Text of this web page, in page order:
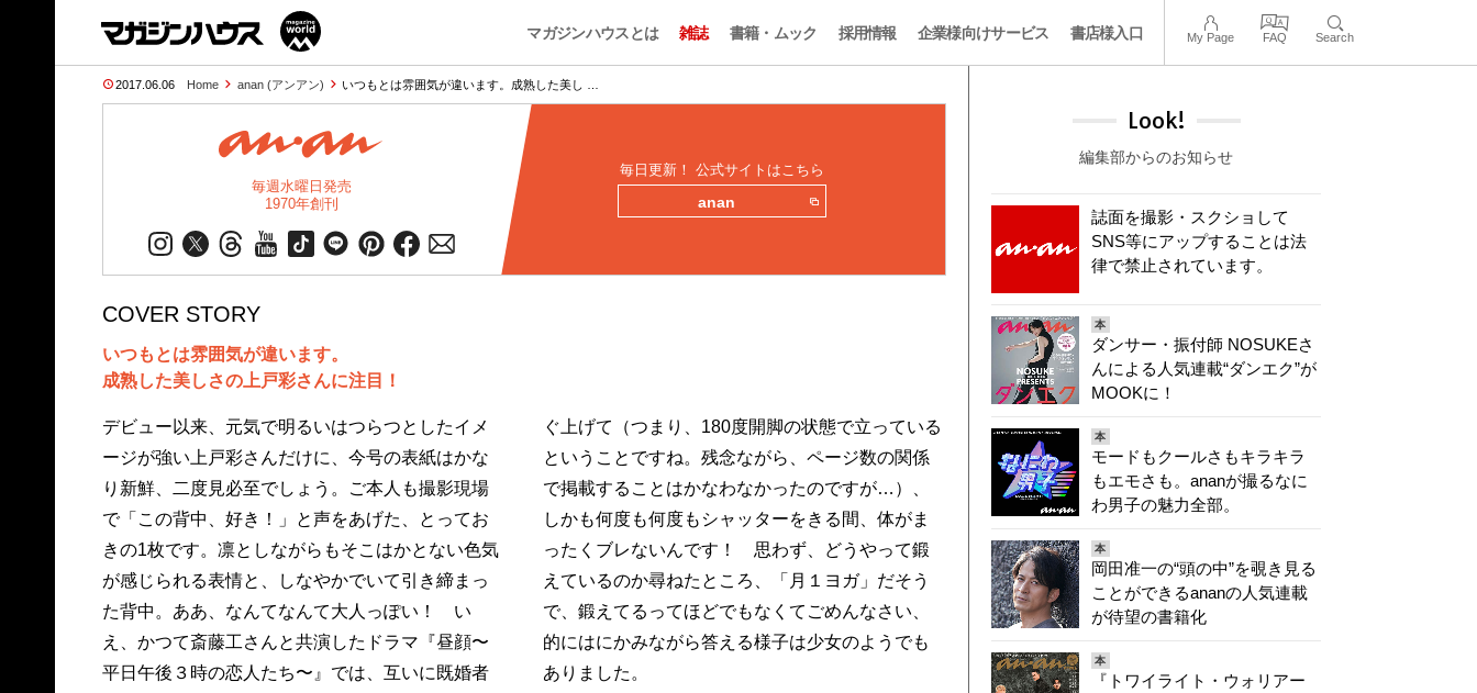
マガジンハウスとは 雑誌 書籍・ムック 採用情報 企業様向けサービス 書店様入口 My Page FAQ Search
2017.06.06 Home anan (アンアン) いつもとは雰囲気が違います。成熟した美し …
毎週水曜日発売
1970年創刊
毎日更新！ 公式サイトはこちら
anan
COVER STORY
いつもとは雰囲気が違います。
成熟した美しさの上戸彩さんに注目！
デビュー以来、元気で明るいはつらつとしたイメ
ージが強い上戸彩さんだけに、今号の表紙はかな
り新鮮、二度見必至でしょう。ご本人も撮影現場
で「この背中、好き！」と声をあげた、とってお
きの1枚です。凛としながらもそこはかとない色気
が感じられる表情と、しなやかでいて引き締まっ
た背中。ああ、なんてなんて大人っぽい！ い
え、かつて斎藤工さんと共演したドラマ『昼顔〜
平日午後３時の恋人たち〜』では、互いに既婚者
ぐ上げて（つまり、180度開脚の状態で立っている
ということですね。残念ながら、ページ数の関係
で掲載することはかなわなかったのですが…）、
しかも何度も何度もシャッターをきる間、体がま
ったくブレないんです！ 思わず、どうやって鍛
えているのか尋ねたところ、「月１ヨガ」だそう
で、鍛えてるってほどでもなくてごめんなさい、
的にはにかみながら答える様子は少女のようでも
ありました。
Look!
編集部からのお知らせ
誌面を撮影・スクショして
SNS等にアップすることは法
律で禁止されています。
本
ダンサー・振付師 NOSUKEさ
んによる人気連載“ダンエク”が
MOOKに！
本
モードもクールさもキラキラ
もエモさも。ananが撮るなに
わ男子の魅力全部。
本
岡田准一の“頭の中”を覗き見る
ことができるananの人気連載
が待望の書籍化
本
『トワイライト・ウォリアー